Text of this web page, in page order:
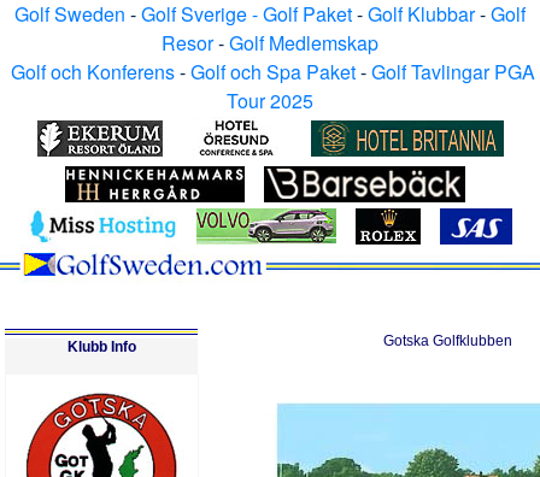
Golf Sweden -Golf Sverige - Golf Paket-Golf Klubbar-Golf
Resor-Golf Medlemskap
Golf och Konferens-Golf och Spa Paket-Golf Tavlingar PGA
Tour 2025
Klubb Info Gotska Golfklubben